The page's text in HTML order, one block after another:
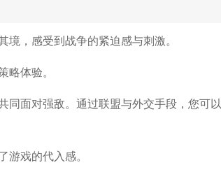
，感受到战争的紧迫感与刺激。
体验。
同面对强敌。通过联盟与外交手段，您可以
戏的代入感。